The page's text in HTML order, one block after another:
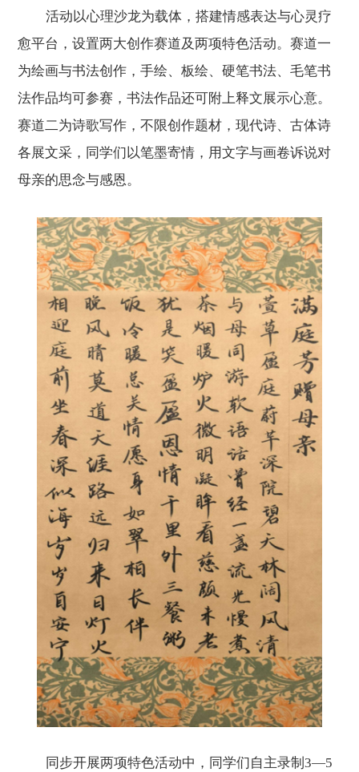
活动以心理沙龙为载体，搭建情感表达与心灵疗
愈平台，设置两大创作赛道及两项特色活动。赛道一
为绘画与书法创作，手绘、板绘、硬笔书法、毛笔书
法作品均可参赛，书法作品还可附上释文展示心意。
赛道二为诗歌写作，不限创作题材，现代诗、古体诗
各展文采，同学们以笔墨寄情，用文字与画卷诉说对
母亲的思念与感恩。
同步开展两项特色活动中，同学们自主录制 3—5